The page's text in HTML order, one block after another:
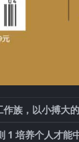
族，以小搏大
1 培养个人才能